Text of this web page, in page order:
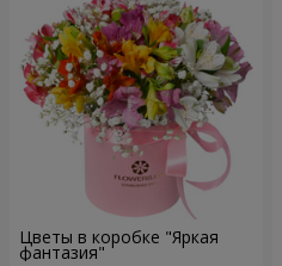
Цветы в коробке "Яркая
фантазия"